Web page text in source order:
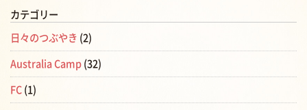
カテゴリー
日々のつぶやき (2)
Australia Camp (32)
FC (1)